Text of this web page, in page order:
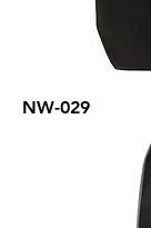
NW-029